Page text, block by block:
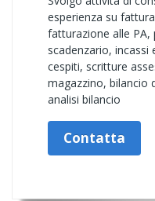
esperienza su
fatturazione alle
scadenzario,
cespiti, scritture
magazzino, bilancio
analisi bilancio
Contatta